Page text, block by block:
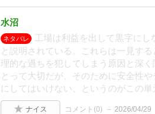
水沼
ネタバレ
工場は利益を出して黒字に
と説明されている。これらは一見す
理的な過ちを犯してしまう原因と深
とって大切だが、そのために安全性
にしてはいけない、というのがこの
ナイス コメント(0) 2026/04/29